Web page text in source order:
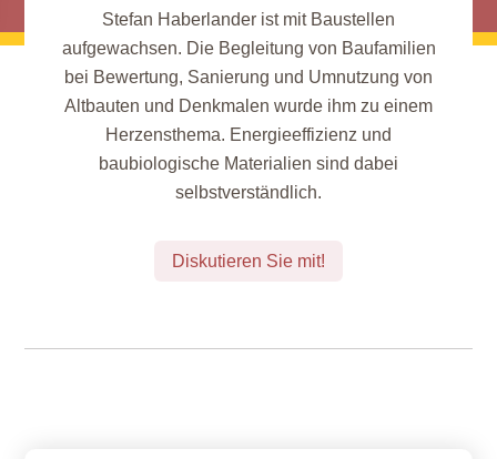
Stefan Haberlander ist mit Baustellen
aufgewachsen. Die Begleitung von Baufamilien
bei Bewertung, Sanierung und Umnutzung von
Altbauten und Denkmalen wurde ihm zu einem
Herzensthema. Energieeffizienz und
baubiologische Materialien sind dabei
selbstverständlich.
Diskutieren Sie mit!